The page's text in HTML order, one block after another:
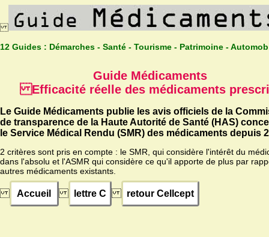
12 Guides : Démarches - Santé - Tourisme - Patrimoine -
Guide Médicaments
Efficacité réelle des médicaments
Le Guide Médicaments publie les avis officiels de la
de transparence de la Haute Autorité de Santé (HAS)
le Service Médical Rendu (SMR) des médicaments depuis
2 critères sont pris en compte : le SMR, qui considère l'intérêt du
dans l'absolu et l'ASMR qui considère ce qu'il apporte de plus par
autres médicaments existants.
Accueil lettre C retour Cellcept